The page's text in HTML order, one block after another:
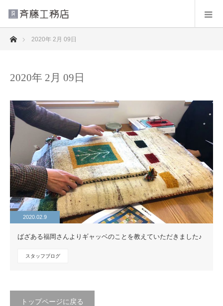
ホーム2020年 2月 09日
2020年 2月 09日
2020.02.9
ばざある福岡さんよりギャッベのことを教えていただきました♪
スタッフブログ
トップページに戻る